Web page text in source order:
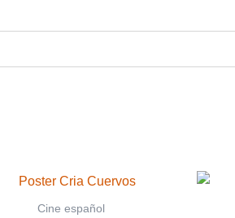
Cine español